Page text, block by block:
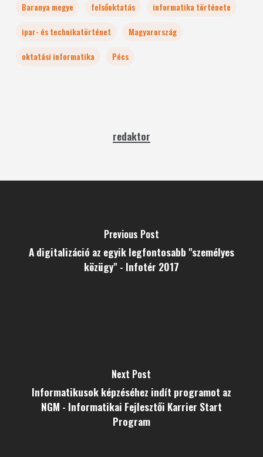
Baranya megye felsőoktatás
informatika története
ipar- és technikatörténet
Magyarország
oktatási informatika
Pécs
redaktor
Previous Post
A digitalizáció az egyik legfontosabb "személyes
közügy" - Infotér 2017
Next Post
Informatikusok képzéséhez indít programot az
NGM - Informatikai Fejlesztői Karrier Start
Program